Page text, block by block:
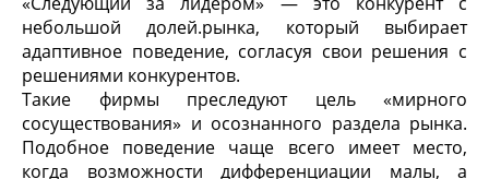
небольшой долей.рынка, который выбирает
адаптивное поведение, согласуя свои решения с
решениями конкурентов.
Такие фирмы преследуют цель «мирного
сосуществования» и осознанного раздела рынка.
Подобное поведение чаще всего имеет место,
когда возможности дифференциации малы, а